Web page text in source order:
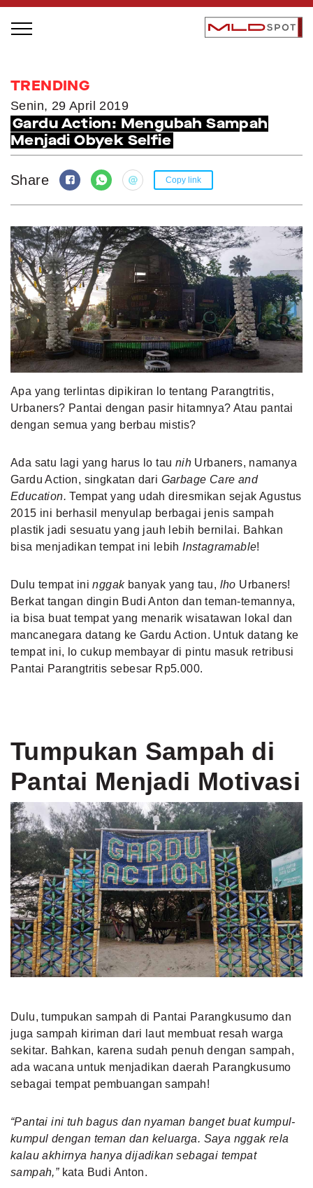
LOCAL GREATNESS
INSPIRING PEOPLE
INSPIRING PRODUCTS
INSPIRING PLACES
INSPIRING COMMUNITIES
TRENDING
EVENTS
MLDPODCAST
VIDEOS
MLDPOINTS
TRENDING
Senin, 29 April 2019
Gardu Action: Mengubah Sampah
Menjadi Obyek Selfie
Share Copy link
Apa yang terlintas dipikiran lo tentang Parangtritis,
Urbaners? Pantai dengan pasir hitamnya? Atau pantai
dengan semua yang berbau mistis?
Ada satu lagi yang harus lo tau nih Urbaners, namanya
Gardu Action, singkatan dari Garbage Care and
Education.Tempat yang udah diresmikan sejak Agustus
2015 ini berhasil menyulap berbagai jenis sampah
plastik jadi sesuatu yang jauh lebih bernilai. Bahkan
bisa menjadikan tempat ini lebih Instagramable!
Dulu tempat ininggakbanyak yang tau, lho Urbaners!
Berkat tangan dingin Budi Anton dan teman-temannya,
ia bisa buat tempat yang menarik wisatawan lokal dan
mancanegara datang ke Gardu Action. Untuk datang ke
tempat ini, lo cukup membayar di pintu masuk retribusi
Pantai Parangtritis sebesar Rp5.000.
Tumpukan Sampah di
Pantai Menjadi Motivasi
Dulu,tumpukan sampah di Pantai Parangkusumo dan
juga sampah kiriman dari laut membuat resah warga
sekitar. Bahkan, karena sudah penuh dengan sampah,
ada wacana untuk menjadikan daerah Parangkusumo
sebagai tempat pembuangan sampah!
“Pantai ini tuh bagus dan nyaman banget buat kumpul-
kumpul dengan teman dan keluarga. Saya nggak rela
kalau akhirnya hanya dijadikan sebagai tempat
sampah,”kata Budi Anton.